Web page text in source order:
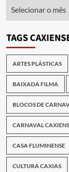
TAGS
ARTES PLÁSTICAS
BAIXADA FILMA
BLOCOS DE
CARNAVAL
CASA FLUMINENSE
CULTURA CAXIAS